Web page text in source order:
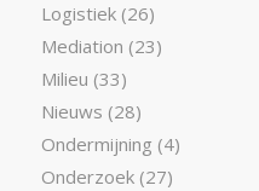
Logistiek(26)
Mediation (23)
Milieu (33)
Nieuws (28)
Ondermijning (4)
Onderzoek(27)